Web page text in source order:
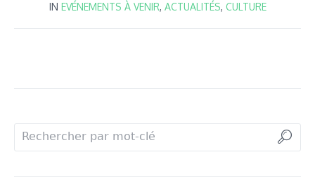
IN EVÉNEMENTS À VENIR, ACTUALITÉS, CULTURE